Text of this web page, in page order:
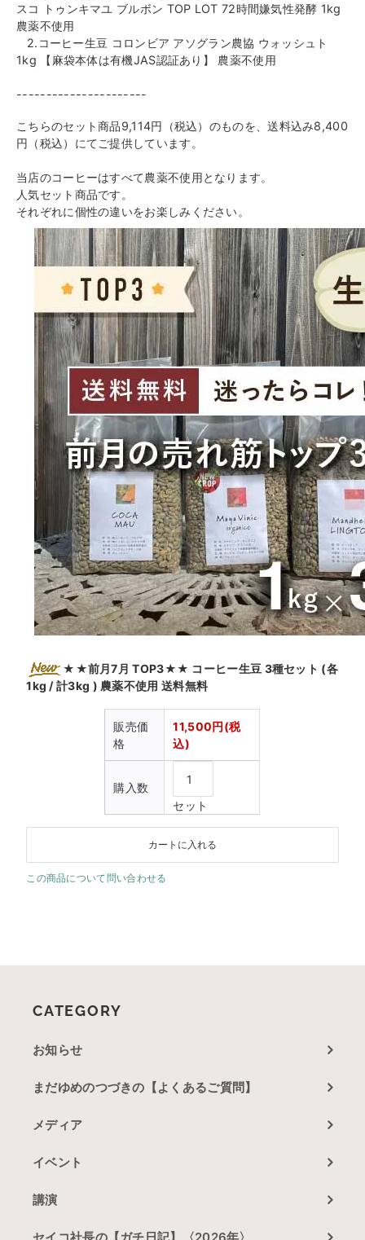
スコ トゥンキマユ ブルボン TOP LOT 72時間嫌気性発酵 1kg
農薬不使用
2.コーヒー生豆 コロンビア アソグラン農協 ウォッシュト
1kg 【麻袋本体は有機JAS認証あり】 農薬不使用
----------------------
こちらのセット商品9,114円（税込）のものを、送料込み8,400
円（税込）にてご提供しています。
当店のコーヒーはすべて農薬不使用となります。
人気セット商品です。
それぞれに個性の違いをお楽しみください。
★★前月7月 TOP3★★ コーヒー生豆 3種セット (各
1kg / 計3kg ) 農薬不使用 送料無料
販売価
格
11,500円(税
込)
購入数
セット
この商品について問い合わせる
CATEGORY
お知らせ
まだゆめのつづきの【よくあるご質問】
メディア
イベント
講演